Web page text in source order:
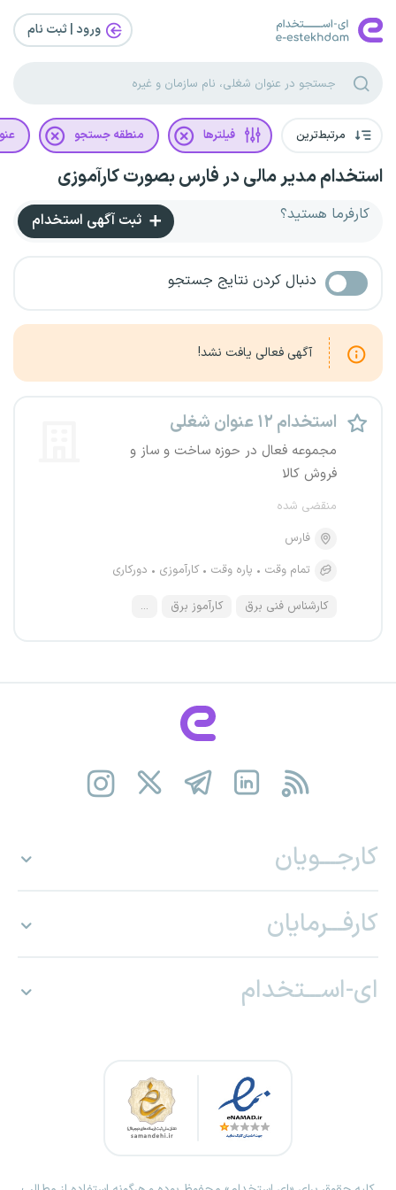
ورود | ثبت‌ نام
مرتبط‌ترین فیلترها منطقه جستجو
استخدام مدیر مالی در فارس بصورت کارآموزی
کارفرما هستید؟ ثبت آگهی استخدام
دنبال کردن نتایج جستجو
آگهی فعالی یافت نشد!
استخدام ۱۲ عنوان شغلی
مجموعه فعال در حوزه ساخت و ساز و
فروش کالا
منقضی شده
فارس
تمام وقت
پاره وقت کارآموزی دورکاری
کارشناس فنی برق کارآموز برق ...
کارجـــویان
کارفـــرمایان
ای-اســـتخدام